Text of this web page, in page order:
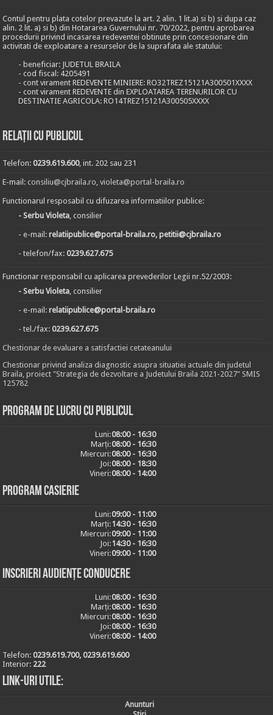
Contul pentru plata cotelor prevazute la art. 2 alin. 1 lit.a) si b) si dupa caz
alin. 2 lit. a) si b) din Hotararea Guvernului nr. 70/2022, pentru aprobarea
procedurii privind incasarea redeventei obtinute prin concesionare din
activitati de exploatare a resurselor de la suprafata ale statului:
- beneficiar: JUDETUL BRAILA
- cod fiscal: 4205491
- cont virament REDEVENTE MINIERE: RO32TREZ15121A300501XXXX
- cont virament REDEVENTE din EXPLOATAREA TERENURILOR CU
DESTINATIE AGRICOLA: RO14TREZ15121A300505XXXX
Relații cu publicul
Telefon:0239.619.600, int. 202 sau 231
E-mail:consiliu@cjbraila.ro,violeta@portal-braila.ro
Functionarul resposabil cu difuzarea informatiilor publice:
- Serbu Violeta, consilier
- e-mail:relatiipublice@portal-braila.ro, petitii@cjbraila.ro
- telefon/fax:0239.627.675
Functionar responsabil cu aplicarea prevederilor Legii nr.52/2003:
- Serbu Violeta, consilier
- e-mail:relatiipublice@portal-braila.ro
- tel./fax:0239.627.675
Chestionar de evaluare a satisfactiei cetateanului
Chestionar privind analiza diagnostic asupra situatiei actuale din judetul
Braila, proiect "Strategia de dezvoltare a Judetului Braila 2021-2027" SMIS
125782
Program de lucru cu publicul
Luni:08:00 - 16:30
Marți:08:00 - 16:30
Miercuri:08:00 - 16:30
Joi:08:00 - 18:30
Vineri:08:00 - 14:00
Program casierie
Luni:09:00 - 11:00
Marți:14:30 - 16:30
Miercuri:09:00 - 11:00
Joi:14:30 - 16:30
Vineri:09:00 - 11:00
Inscrieri audiențe conducere
Luni:08:00 - 16:30
Marți:08:00 - 16:30
Miercuri:08:00 - 16:30
Joi:08:00 - 16:30
Vineri:08:00 - 14:00
Telefon:0239.619.700, 0239.619.600
Interior: 222
Link-uri utile:
Anunturi